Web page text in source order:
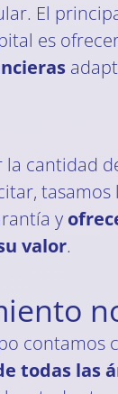
El
es
la cantidad
tasamos
y
valor.
contamos
todas las